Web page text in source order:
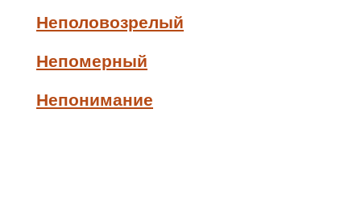
Неполовозрелый
Непомерный
Непонимание